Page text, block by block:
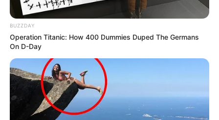
8 ESPOIR DU NOYER
= 3ème ex æquo
Arrivée= et résultats du
Découvrez le taux de réussite de onze pronostiqueurs de la
presse
au jeu du Simple Gagnant et Placé sur les 10 derniers
Quinté de Trot attelé.
BUZZDAY
Operation Titanic: How 400 Dummies Duped The Germans
On D-Day